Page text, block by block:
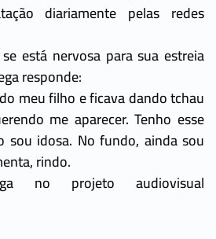
diariamente pelas redes
está nervosa para sua estreia
responde:
meu filho e ficava dando tchau
me aparecer. Tenho esse
sou idosa. No fundo, ainda sou
rindo.
no projeto audiovisual